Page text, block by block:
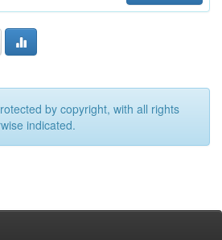
by copyright, with all rights
indicated.